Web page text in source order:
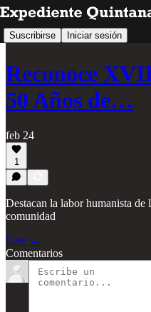
Suscribirse Iniciar sesión
Reconoce
50 Años de…
feb 24
1
Destacan la labor humanista de
comunidad
Leer →
Comentarios